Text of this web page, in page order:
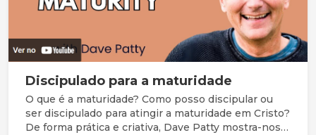
Discipulado para a maturidade
O que é a maturidade? Como posso discipular ou
ser discipulado para atingir a maturidade em Cristo?
De forma prática e criativa, Dave Patty mostra-nos